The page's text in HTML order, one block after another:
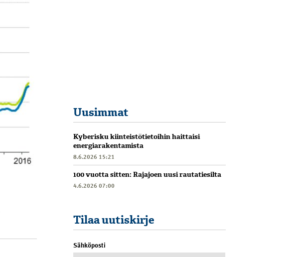
Uusimmat
Kyberisku kiinteistötietoihin haittaisi
energiarakentamista
8.6.2026 15:21
100 vuotta sitten: Rajajoen uusi rautatiesilta
4.6.2026 07:00
Tilaa uutiskirje
Sähköposti